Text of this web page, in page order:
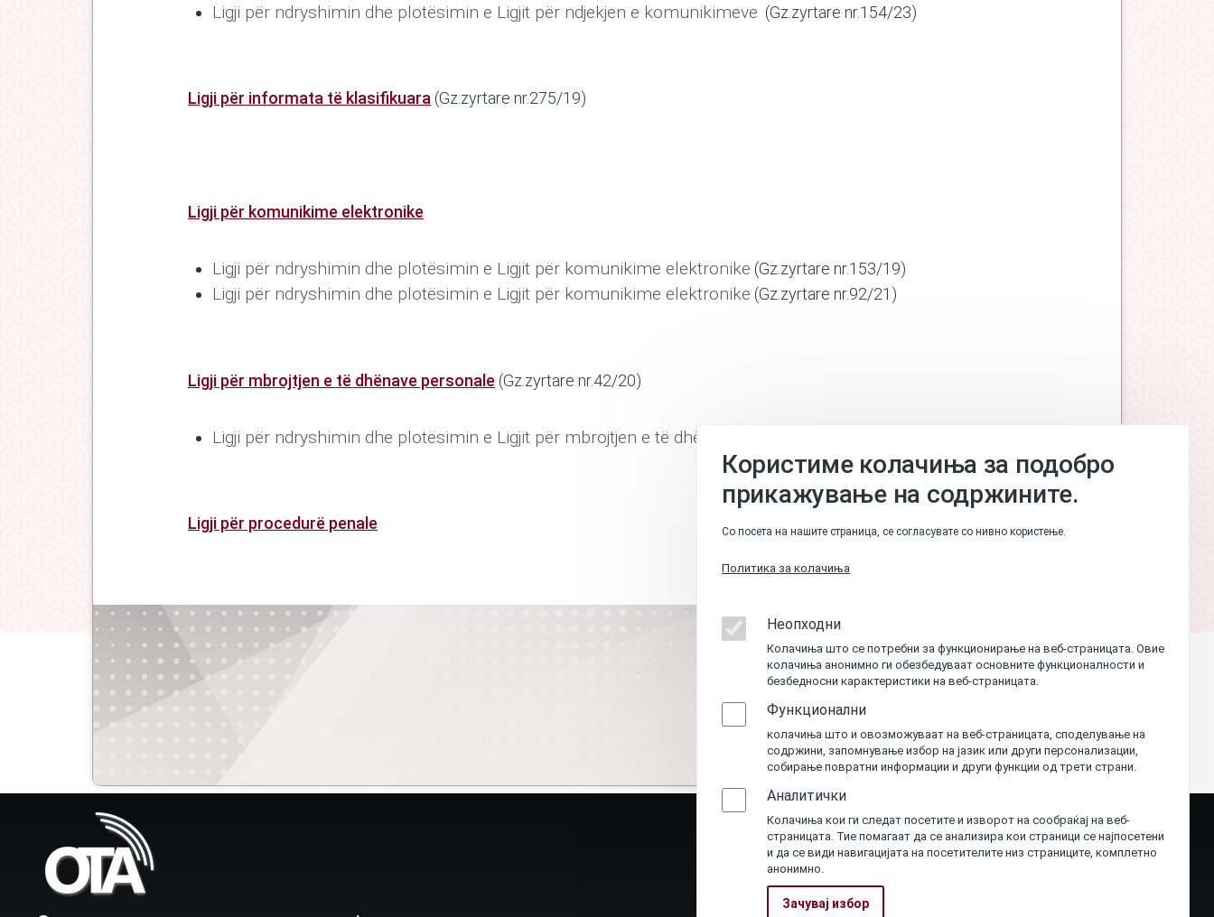
Ligji për ndryshimin dhe plotësimin e Ligjit për ndjekjen e komunikimeve (Gz.zyrtare nr.154/23)
Ligji për informata të klasifikuara (Gz.zyrtare nr.275/19)
Ligji për komunikime elektronike
Ligji për ndryshimin dhe plotësimin e Ligjit për komunikime elektronike (Gz.zyrtare nr.153/19)
Ligji për ndryshimin dhe plotësimin e Ligjit për komunikime elektronike (Gz.zyrtare nr.92/21)
Ligji për mbrojtjen e të dhënave personale (Gz.zyrtare nr.42/20)
Ligji për ndryshimin dhe plotësimin e Ligjit për mbrojtjen e të dhënave personale
Ligji për procedurë penale
Користиме колачиња за подобро
прикажување на содржините.
Со посета на нашите страница, се согласувате со нивно користење.
Политика за колачиња
Неопходни
Колачиња што се потребни за функционирање на веб-страницата. Овие
колачиња анонимно ги обезбедуваат основните функционалности и
безбедносни карактеристики на веб-страницата.
Функционални
колачиња што и овозможуваат на веб-страницата, споделување на
содржини, запомнување избор на јазик или други персонализации,
собирање повратни информации и други функции од трети страни.
Аналитички
Колачиња кои ги следат посетите и изворот на сообраќај на веб-
страницата. Тие помагаат да се анализира кои страници се најпосетени
и да се види навигацијата на посетителите низ страниците, комплетно
анонимно.
Зачувај избор